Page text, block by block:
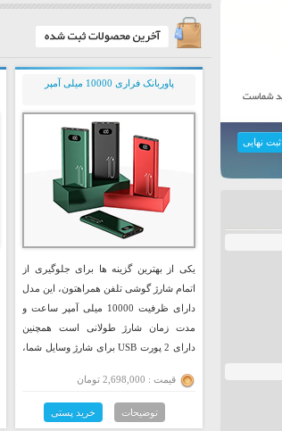
ثبت نهایی
پاوربانک فراری 10000 میلی آمپر
یکی از بهترین گزینه ها برای جلوگیری از
اتمام شارژ گوشی تلفن همراهتون، این مدل
دارای ظرفیت 10000 میلی آمپر ساعت و
مدت زمان شارژ طولانی است همچنین
دارای 2 پورت USB برای شارژ وسایل شما،
دکمه)، می توانید در هر زمان سطح شارژ را
بررسی کنید. حفاظت چند سطحی در برابر
اتصال کوتاه و گرمای بیش از حد، شارژ
قیمت : 2,698,000 تومان
توضیحات خرید پستی